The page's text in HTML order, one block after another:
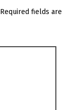
Required fields are